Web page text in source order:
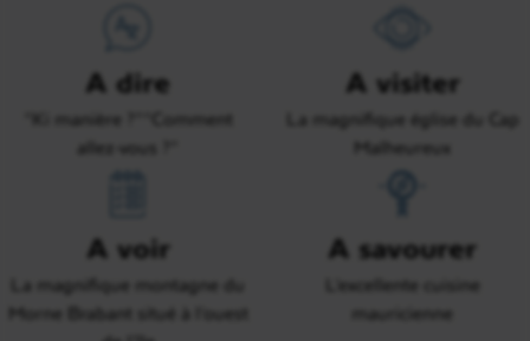
A dire
“Ki manière ?” “Comment
allez-vous ?”
A visiter
La magnifique église du Cap
Malheureux
A voir
La magnifique montagne du
Morne Brabant situé à l’ouest
A savourer
L’excellente cuisine
mauricienne